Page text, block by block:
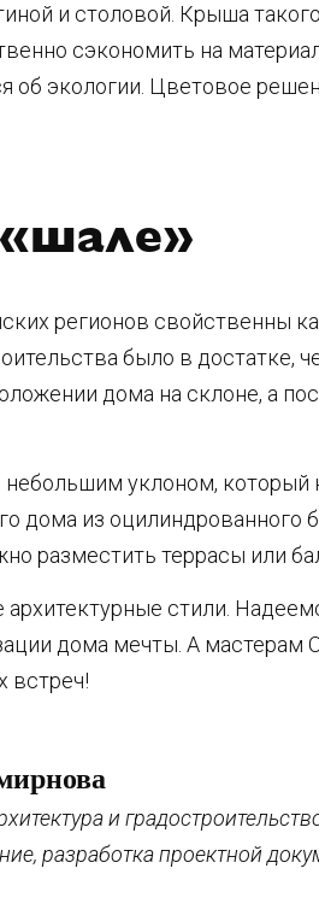
и столовой. Крыша
сэкономить на
об экологии. Цветовое
регионов свойственны
было в достатке,
дома на склоне, а
уклоном, который
дома из оцилиндрованного
разместить террасы или
стили.
дома мечты. А мастерам
встреч!
и
разработка проектной